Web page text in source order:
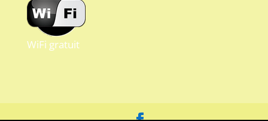
WiFi gratuit